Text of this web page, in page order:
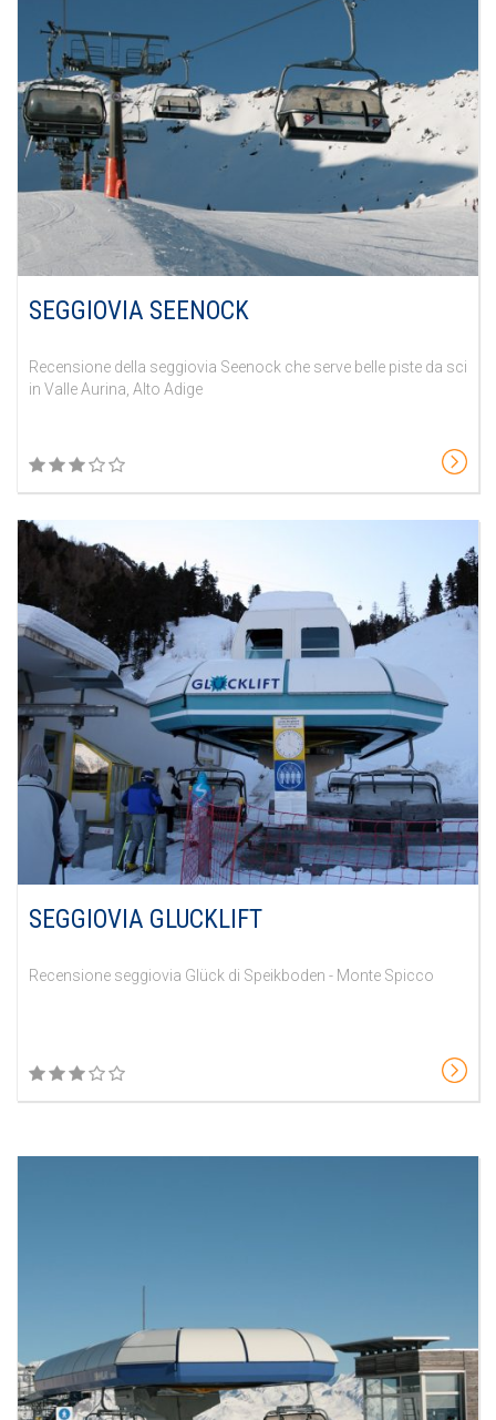
SEGGIOVIA SEENOCK
Recensione della seggiovia Seenock che serve belle piste da sci
in Valle Aurina, Alto Adige
SEGGIOVIA GLUCKLIFT
Recensione seggiovia Glück di Speikboden - Monte Spicco